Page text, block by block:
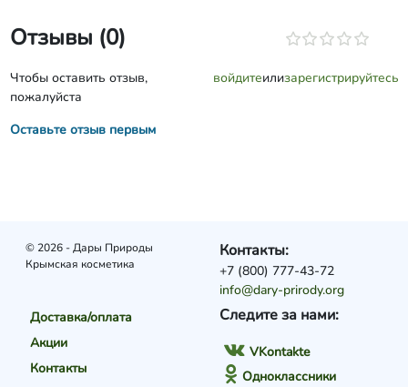
Отзывы (0)
Чтобы оставить отзыв,
пожалуйста
войдитеилизарегистрируйтесь
Оставьте отзыв первым
© 2026 - Дары Природы
Крымская косметика
Доставка/оплата
Акции
Контакты
Следите за нами:
VKontakte
Одноклассники
Контакты:
+7 (800) 777-43-72
info@dary-prirody.org